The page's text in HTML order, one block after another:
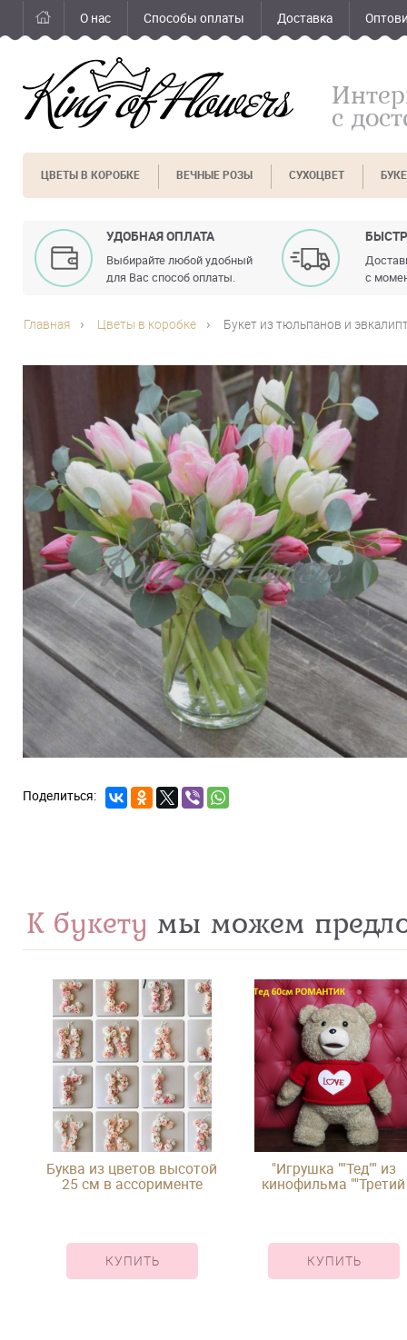
О нас Способы оплаты Доставка
с
ЦВЕТЫ В КОРОБКЕ ВЕЧНЫЕ РОЗЫ СУХОЦВЕТ
УДОБНАЯ ОПЛАТА
Выбирайте любой удобный
для Вас способ оплаты.
с
Главная Цветы в коробке Букет из тюльпанов и
К букету мы можем
Буква из цветов высотой
25 см в ассорименте
КУПИТЬ
"Игрушка ""Тед"" из
кинофильма ""Третий
КУПИТЬ